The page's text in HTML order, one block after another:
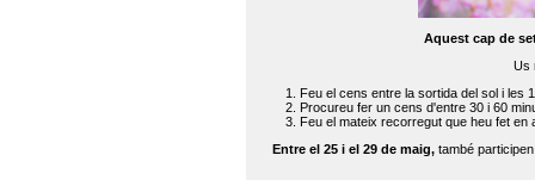
Aquest cap de
Us
Feu el cens entre la sortida del sol i les
Procureu fer un cens d'entre 30 i 60
Feu el mateix recorregut que heu fet en
Entre el 25 i el 29 de maig, també